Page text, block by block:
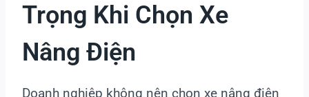
Trọng Khi Chọn Xe
Nâng Điện
Doanh nghiệp không nên chọn xe nâng điện